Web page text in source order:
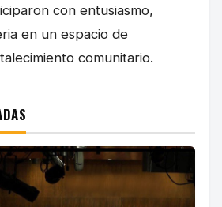
con entusiasmo,
en un espacio de
comunitario.